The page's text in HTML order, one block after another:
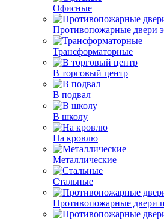
Офисные
Противопожарные двери
Трансформаторные
В торговый центр
В подвал
В школу
На кровлю
Металлические
Стальные
Противопожарные двери